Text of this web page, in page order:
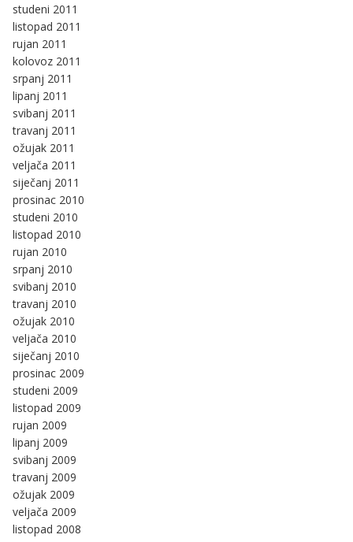
studeni 2011
listopad 2011
rujan 2011
kolovoz 2011
srpanj 2011
lipanj 2011
svibanj 2011
travanj 2011
ožujak 2011
veljača 2011
siječanj 2011
prosinac 2010
studeni 2010
listopad 2010
rujan 2010
srpanj 2010
svibanj 2010
travanj 2010
ožujak 2010
veljača 2010
siječanj 2010
prosinac 2009
studeni 2009
listopad 2009
rujan 2009
lipanj 2009
svibanj 2009
travanj 2009
ožujak 2009
veljača 2009
listopad 2008